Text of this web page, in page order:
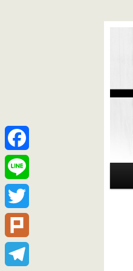
Facebook
Line
Twitter
Plurk